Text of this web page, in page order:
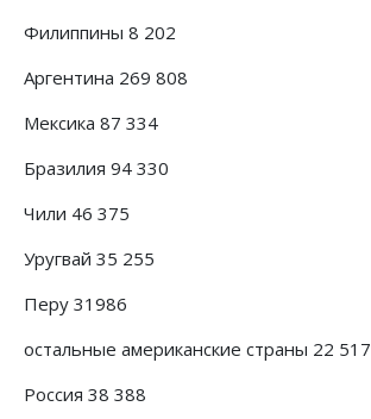
Филиппины 8 202
Аргентина 269 808
Мексика 87 334
Бразилия 94 330
Чили 46 375
Уругвай 35 255
Перу 31986
остальные американские страны 22 517
Россия 38 388